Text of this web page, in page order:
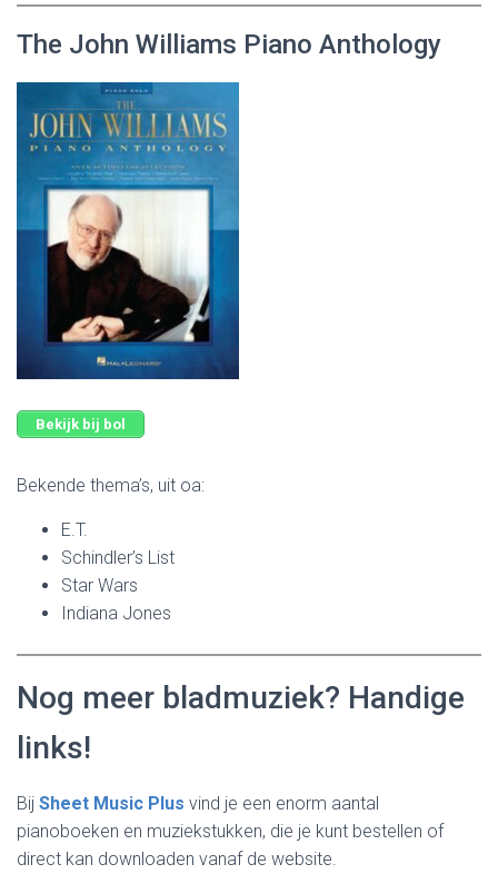
The John Williams Piano Anthology
Bekijk bij bol
Bekende thema’s, uit oa:
E.T.
Schindler’s List
Star Wars
Indiana Jones
Nog meer bladmuziek? Handige
links!
Bij Sheet Music Plus vind je een enorm aantal
pianoboeken en muziekstukken, die je kunt bestellen of
direct kan downloaden vanaf de website.